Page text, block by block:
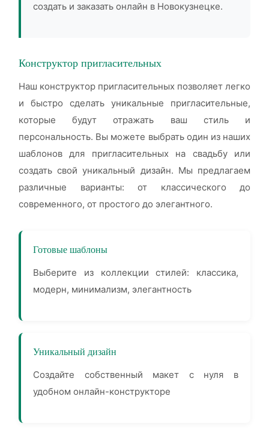
создать и заказать онлайн в Новокузнецке.
Конструктор пригласительных
Наш конструктор пригласительных позволяет легко
и быстро сделать уникальные пригласительные,
которые будут отражать ваш стиль и
персональность. Вы можете выбрать один из наших
шаблонов для пригласительных на свадьбу или
создать свой уникальный дизайн. Мы предлагаем
различные варианты: от классического до
современного, от простого до элегантного.
Готовые шаблоны
Выберите из коллекции стилей: классика,
модерн, минимализм, элегантность
Уникальный дизайн
Создайте собственный макет с нуля в
удобном онлайн-конструкторе